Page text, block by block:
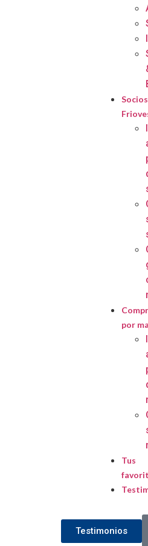
Socios
por
Tus
Testimonios